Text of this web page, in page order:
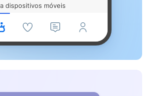
dispositivos móveis